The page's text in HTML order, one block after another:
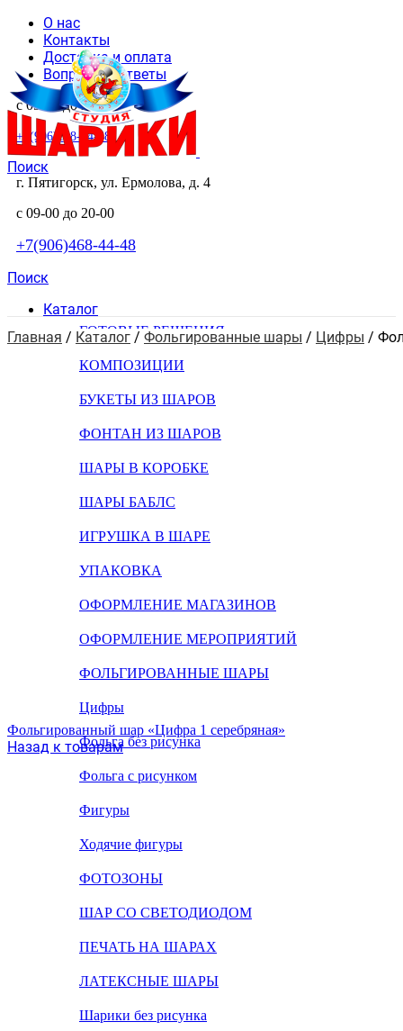
О нас
Контакты
Доставка и оплата
Вопросы и ответы
с 09-00 до 20-00
+7(906)468-44-48
Поиск
г. Пятигорск, ул. Ермолова, д. 4
с 09-00 до 20-00
+7(906)468-44-48
Поиск
Каталог
ГОТОВЫЕ РЕШЕНИЯ
КОМПОЗИЦИИ
БУКЕТЫ ИЗ ШАРОВ
ФОНТАН ИЗ ШАРОВ
ШАРЫ В КОРОБКЕ
ШАРЫ БАБЛС
ИГРУШКА В ШАРЕ
УПАКОВКА
ОФОРМЛЕНИЕ МАГАЗИНОВ
ОФОРМЛЕНИЕ МЕРОПРИЯТИЙ
ФОЛЬГИРОВАННЫЕ ШАРЫ
Цифры
Фольга без рисунка
Фольга с рисунком
Фигуры
Ходячие фигуры
ФОТОЗОНЫ
ШАР СО СВЕТОДИОДОМ
ПЕЧАТЬ НА ШАРАХ
ЛАТЕКСНЫЕ ШАРЫ
Шарики без рисунка
Главная / Каталог / Фольгированные шары / Цифры /
Фольгированный шар «Цифра 1 серебряная»
Назад к товарам